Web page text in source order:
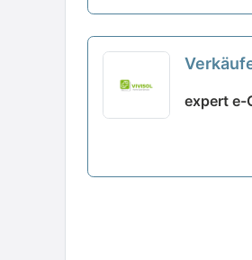
expert e-